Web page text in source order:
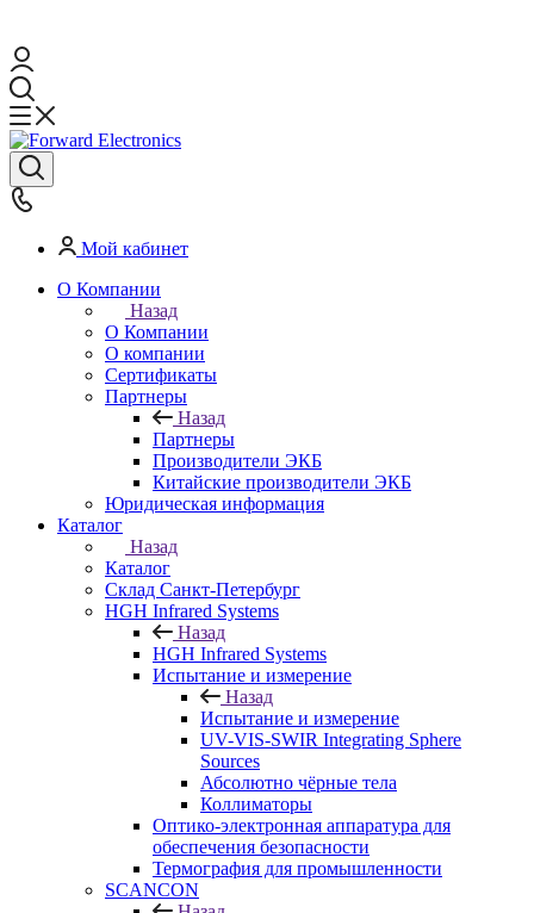
Мой кабинет
О Компании
Назад
О Компании
О компании
Сертификаты
Партнеры
Назад
Партнеры
Производители ЭКБ
Китайские производители ЭКБ
Юридическая информация
Каталог
Назад
Каталог
Cклад Санкт-Петербург
HGH Infrared Systems
Назад
HGH Infrared Systems
Испытание и измерение
Назад
Испытание и измерение
UV-VIS-SWIR Integrating Sphere
Sources
Абсолютно чёрные тела
Коллиматоры
Оптико-электронная аппаратура для
обеспечения безопасности
Термография для промышленности
SCANCON